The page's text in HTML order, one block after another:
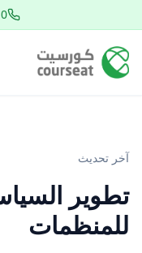
آخر تحديث
تطوير
للمنظمات